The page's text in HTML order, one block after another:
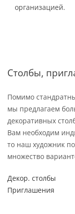
организацией.
Столбы,
Помимо
мы предлагаем
декоративных
Вам необходим
то наш художник
множество
Декор. столбы
Приглашения